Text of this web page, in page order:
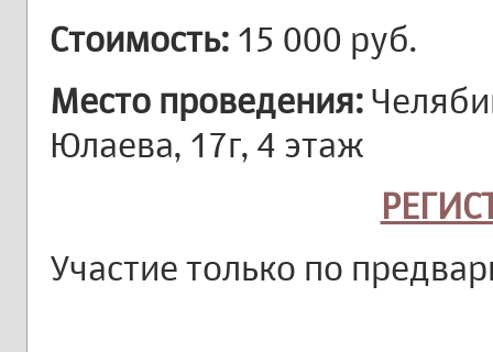
Стоимость: 15 000 руб.
Место проведения:
Юлаева, 17г, 4 этаж
Участие только по